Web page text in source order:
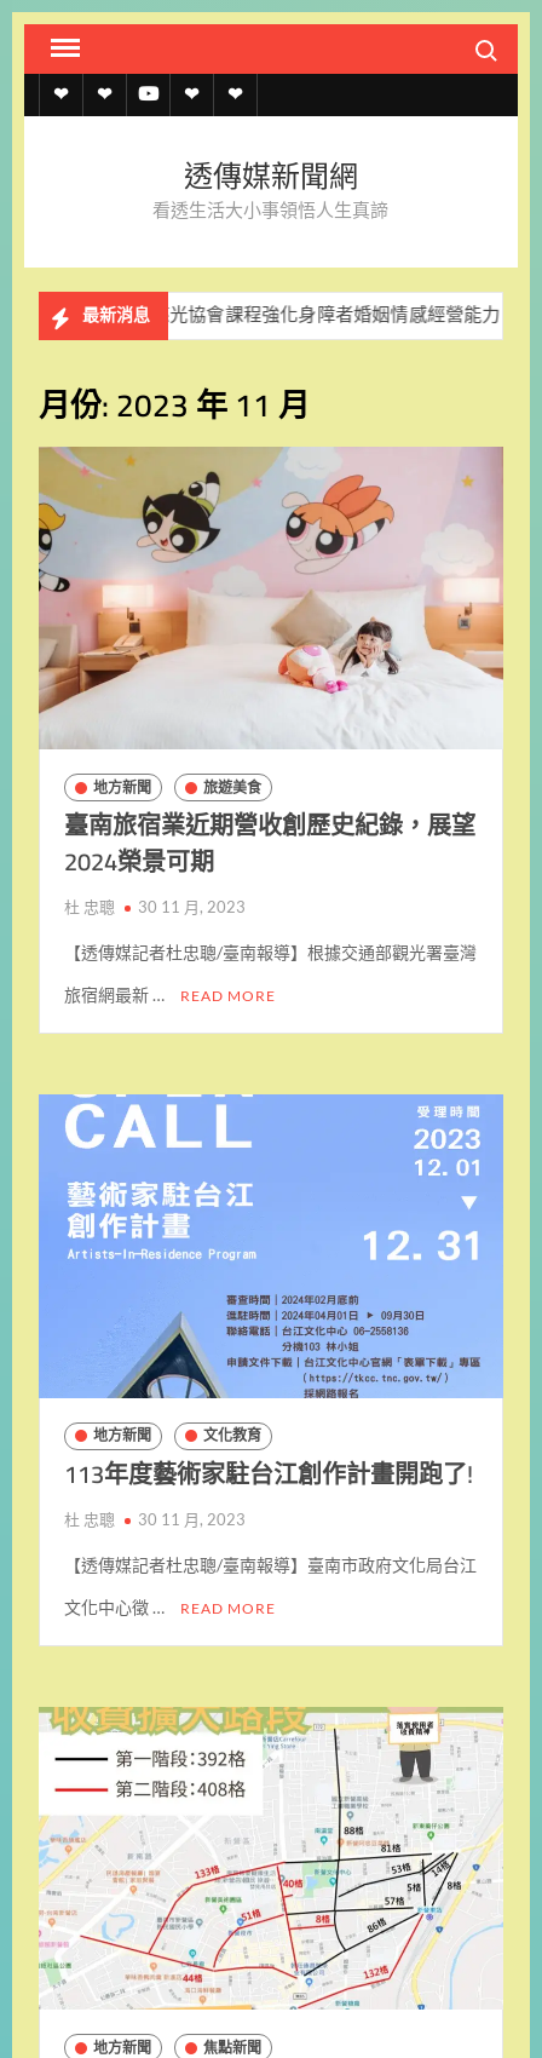
Skip
content
Search
透
約
透
上
記
名
單
透 聯
我
官
LINE
透傳媒新聞網
看透生活大小事領悟人生真諦
最新消息
課程強化身障者婚姻情感經營能力 謝仕淵回鍋掌臺史
月份:2023 年 11 月
地方新聞 旅遊美食
臺南旅宿業近期營收創歷史紀錄，展望
2024榮景可期
杜 忠聰 30 11 月, 2023
【透傳媒記者杜忠聰/臺南報導】根據交通部觀光署臺灣
旅宿網最新 … READ MORE
地方新聞 文化教育
113年度藝術家駐台江創作計畫開跑了!
杜 忠聰 30 11 月, 2023
【透傳媒記者杜忠聰/臺南報導】臺南市政府文化局台江
文化中心徵 … READ MORE
地方新聞 焦點新聞